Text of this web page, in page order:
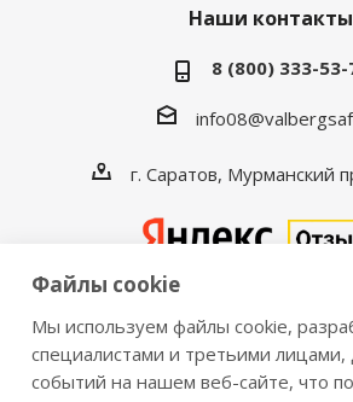
Наши контакты
8 (800) 333-53-
г. Саратов, Мурманский
2016-2026 © VALBERGSAFE.RU —
сейфов Valberg и металлической
Файлы cookie
Мы используем файлы cookie,
специалистами и третьими лицами,
событий на нашем веб-сайте, что